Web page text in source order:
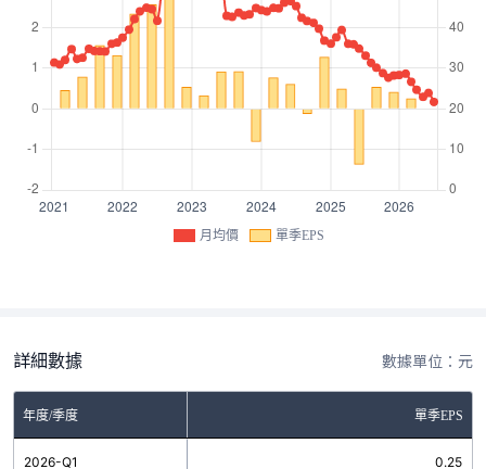
月均價 單季EPS
詳細數據 數據單位：元
年度/季度 單季EPS
2026-Q1 0.25